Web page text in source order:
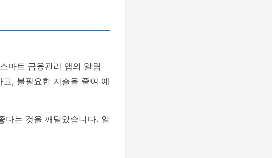
마트 금융관리 앱의 알림
, 불필요한 지출을 줄여 예
다는 것을 깨달았습니다. 알